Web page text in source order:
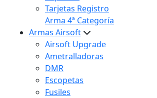
Tarjetas Registro
Arma 4ª Categoría
Armas Airsoft
Airsoft Upgrade
Ametralladoras
DMR
Escopetas
Fusiles